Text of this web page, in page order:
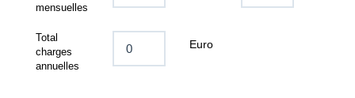
mensuelles
Total
charges
annuelles
Euro